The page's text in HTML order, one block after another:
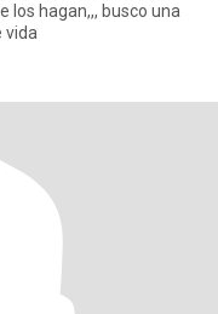
los hagan,,, busco una
vida